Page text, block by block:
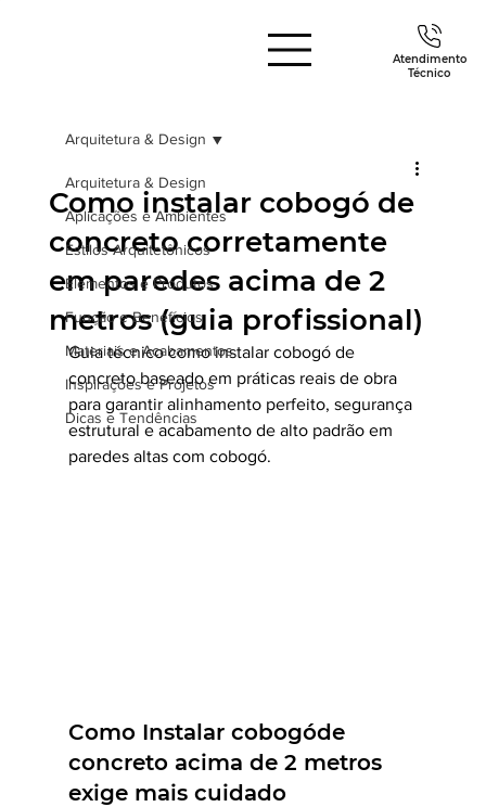
Atendimento
Técnico
Arquitetura & Design
Aplicações e Ambientes
Estilos Arquitetônicos
Elementos e Produtos
Função e Benefícios
Materiais e Acabamentos
Inspirações e Projetos
Dicas e Tendências
Arquitetura & Design
Como instalar cobogó de
concreto corretamente
em paredes acima de 2
metros (guia profissional)
Guia técnico como instalar cobogó de
concreto baseado em práticas reais de obra
para garantir alinhamento perfeito, segurança
estrutural e acabamento de alto padrão em
paredes altas com cobogó.
Como Instalar cobogóde
concreto acima de 2 metros
exige mais cuidado